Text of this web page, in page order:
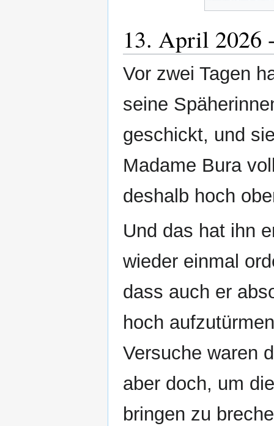
13. April 2026
Vor zwei Tagen
seine
geschickt, und
Madame Bura
deshalb hoch
Und das hat ihn
wieder einmal
dass auch er
hoch
Versuche waren
aber doch, um
bringen zu